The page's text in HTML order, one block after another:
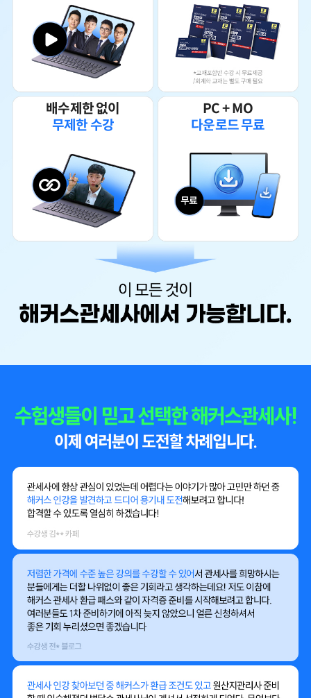
배수제한 없이
무제한 수강
PC + MO
다운로드 무료
관세사무소에 근무한지 1년 반이 되어가는 때에
관세법에 대한 궁금증과 업무에 더욱 이해도가 높아졌으면 하는 마음으
내가 해커스인강을 정한 이유는
-내가 원하는 시간,장소에서 들을 수 있다는 장점
-나의 부족한 이해도를 위해 무한 반복 시청 가능
-관세사 자격증 공부를 끝까지 할 자신이 없는 나는 금액적인 부담+끝까
지 인강 시청에 대한 동기부여(환급해주니깐ㅎ)
시험준비 중이시거나, 준비 계획이 있으셨던 분들 샘플강의들 들어보시
녕!!
해커스라면 공부에 관련해서는 믿고 수강하는 곳이니깐요!
실력있는 선생님들이 1차강의부터 2차강의까지 하신다고 하네요!
환급반뿐만 아니라, 다양한 단과수업도 있네요.
5개년 기출문제도 풀이해주는 기출문제 강의도 있고, 기대한만큼 알찬
런칭..!
해커스관세사에서 시험준비해보시는 것 추천드립니다.
수강생 이** 블로그
2026 관세사 시험 1차에 도전 하기로 결심했다! 결심했다면 뭐부터 먼저
해야 할까?
​인터넷 강의 등록!! 이름만 들어도 믿음이 가는 해커스로 결정!
​무료 강의도 7일간 수강 가능 해서 1차 합격반 무료 강의를 신청해서 바로
처음 시작하는 나에게도 이해가 잘 되게 설명해 주는 강사님들, 방대한 학
습 분량이지만 시험에 나오는 꼭 필요한 내용만 콕! 집어서 입에 떠넣어 주